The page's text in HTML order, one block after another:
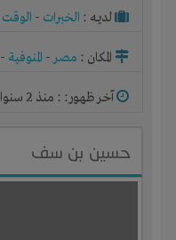
لديـه : الخبرات - الوقت
المكان : مصر- المنوفية -
آخر ظهور: : منذ 2 سنوات
حسين بن سف